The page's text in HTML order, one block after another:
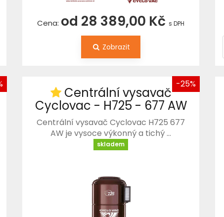
Cena: od 28 389,00 Kč s DPH
Zobrazit
-25%
Centrální vysavač
Cyclovac - H725 - 677 AW
Centrální vysavač Cyclovac H725 677
AW je vysoce výkonný a tichý …
skladem